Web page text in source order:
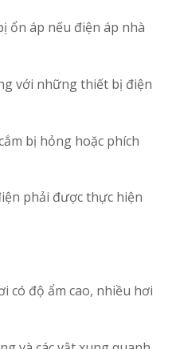
ổn áp nếu điện áp nhà
với những thiết bị điện
bị hỏng hoặc phích
phải được thực hiện
có độ ẩm cao, nhiều hơi